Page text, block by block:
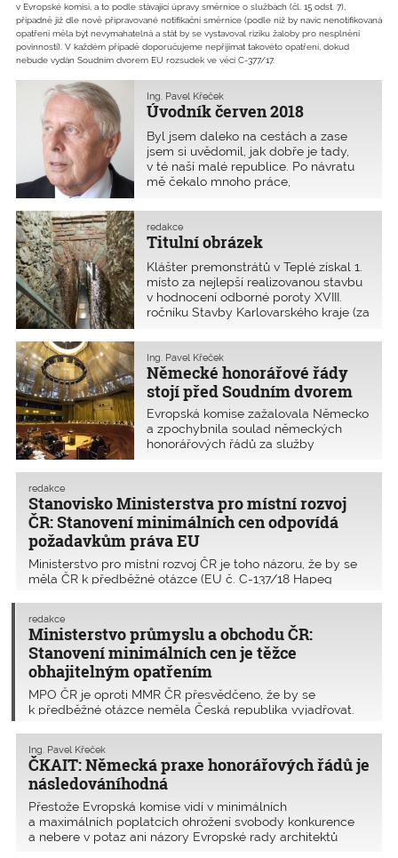
v Evropské komisi, a to podle stávající úpravy směrnice o službách (čl. 15 odst. 7),
případně již dle nově připravované notifikační směrnice (podle níž by navíc nenotifikovaná
opatření měla být nevymahatelná a stát by se vystavoval riziku žaloby pro nesplnění
povinnosti). V každém případě doporučujeme nepřijímat takovéto opatření, dokud
nebude vydán Soudním dvorem EU rozsudek ve věci C-377/17.
Úvodník červen 2018
Ing. Pavel Křeček
Byl jsem daleko na cestách a zase
jsem si uvědomil, jak dobře je tady,
v té naší malé republice. Po návratu
mě čekalo mnoho práce,
připadala jako džungle, ze které jsem
se vrátil. Malér je, že je takové sucho.
Politika zasahuje do všeho – i do
se mě ptal místní obchodník, proč se
náš vysoký funkcionář neporadí, když
jede na návštěvu do cizí země, jaký
dar věnovat hostiteli. Ten náš
se značkou Baťa. Jenomže dát boty
komukoliv v této oblasti znamená
obrovskou urážku. Hledal jsem k tomu
informace na internetu, nic jsem však
nenašel. Ten, kdo mi to vyprávěl, se na
Dálném východě pohybuje už
dlouho.Možná se ptáte, proč tento
úvod. Vždy mne mrzí, když Česká
lidem vzhůru, je sražena na kolena
buranstvím či nafoukaností. Jak máme
dosáhnout konsensu mezi sebou, když
se jeden politik přetlačuje s jinými
jenom pro svůj osobní prospěch?
Titulní obrázek
redakce
Klášter premonstrátů v Teplé získal 1.
místo za nejlepší realizovanou stavbu
v hodnocení odborné poroty XVIII.
ročníku Stavby Karlovarského kraje (za
rok 2016). Byl založen kolem roku 1193
českým šlechticem Hroznatou. Jeho
dnešní podobu výrazně ovlivnila
barokní přestavba,
Německé honorářové řády
stojí před Soudním dvorem
EU
Ing. Pavel Křeček
Evropská komise zažalovala Německo
a zpochybnila soulad německých
honorářových řádů za služby
směrnicí o službách a podala
předběžnou otázku. Ministerstvo pro
místní rozvoj ČR a profesní organizace
ČKAIT a ČKA podpořily existenci
závazných honorářů. Ministerstvo
průmyslu a obchodu jejich existenci
naopak zpochybnilo.
Stanovisko Ministerstva pro místní rozvoj
ČR: Stanovení minimálních cen odpovídá
požadavkům práva EU
redakce
Ministerstvo pro místní rozvoj ČR je toho názoru, že by se
měla ČR k předběžné otázce (EU č. C-137/18 Hapeg
které má v gesci. V souvislosti s touto pr
Ministerstvo průmyslu a obchodu ČR:
Stanovení minimálních cen je těžce
obhajitelným opatřením
redakce
MPO ČR je oproti MMR ČR přesvědčeno, že by se
k předběžné otázce neměla Česká republika vyjadřovat.
vnitřním trhu kloní k restriktivnímu výkladu čl. 15 odst. 3 s
ČKAIT: Německá praxe honorářových řádů je
následováníhodná
Ing. Pavel Křeček
Přestože Evropská komise vidí v minimálních
a maximálních poplatcích ohrožení svobody konkurence
a nebere v potaz ani názory Evropské rady architektů